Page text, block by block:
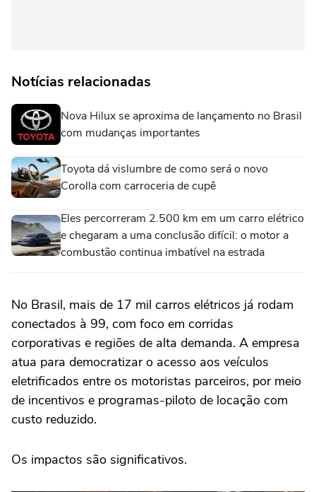
Notícias relacionadas
Nova Hilux se aproxima de lançamento no Brasil
com mudanças importantes
Toyota dá vislumbre de como será o novo
Corolla com carroceria de cupê
Eles percorreram 2.500 km em um carro elétrico
e chegaram a uma conclusão difícil: o motor a
combustão continua imbatível na estrada
No Brasil, mais de 17 mil carros elétricos já rodam
conectados à 99, com foco em corridas
corporativas e regiões de alta demanda. A empresa
atua para democratizar o acesso aos veículos
eletrificados entre os motoristas parceiros, por meio
de incentivos e programas-piloto de locação com
custo reduzido.
Os impactos são significativos.